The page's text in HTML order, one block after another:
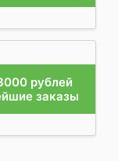
рублей
заказы